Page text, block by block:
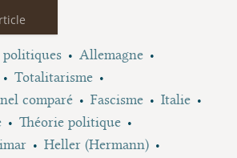
politiques
Allemagne
Totalitarisme
comparé
Fascisme
Italie
Théorie politique
Heller (Hermann)